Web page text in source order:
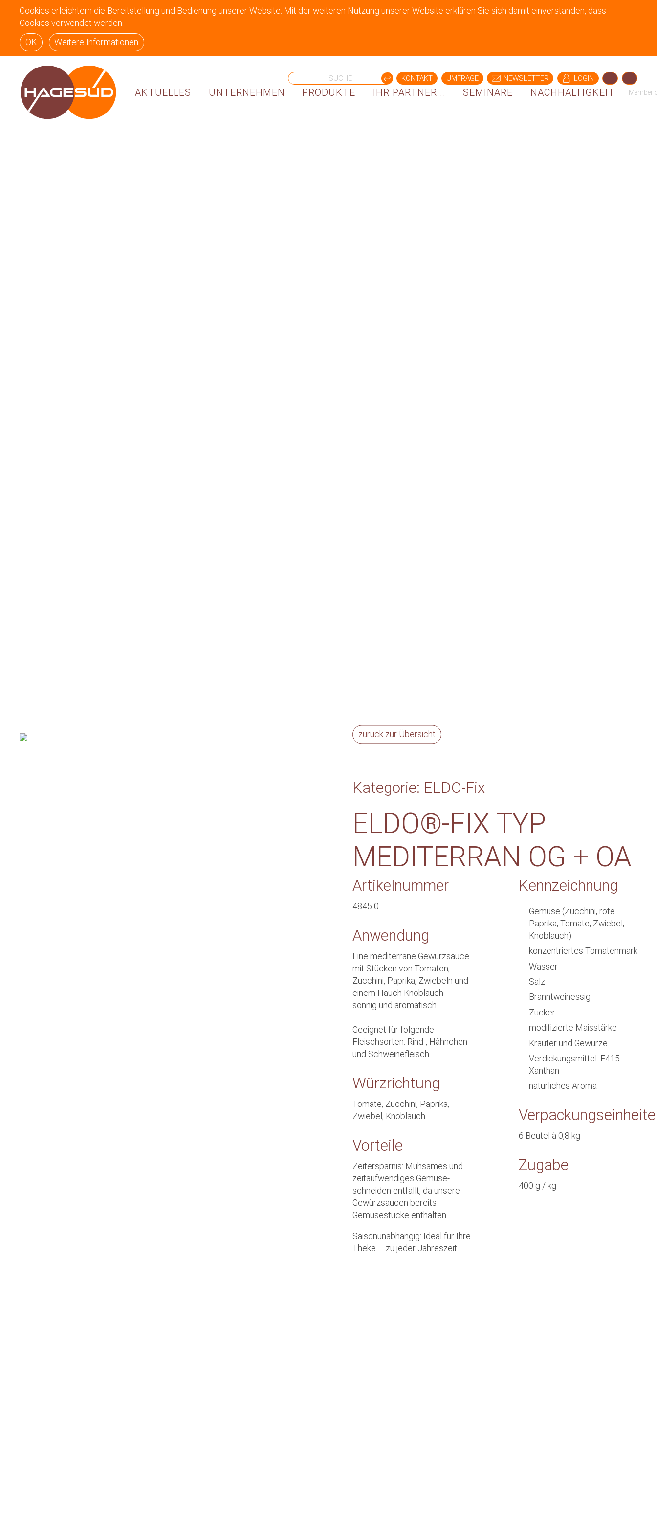
Cookies erleichtern die Bereitstellung und Bedienung unserer Website. Mit der weiteren Nutzung unserer Website erklären Sie sich damit einverstanden, dass
Cookies verwendet werden.
OK
Weitere Informationen
KONTAKT UMFRAGE NEWSLETTER LOGIN
AKTUELLES UNTERNEHMEN PRODUKTE IHR PARTNER... SEMINARE NACHHALTIGKEIT Member
zurück zur Übersicht
Kategorie: ELDO-Fix
ELDO®-FIX TYP
MEDITERRAN OG + OA
Artikelnummer
4845 0
Anwendung
Eine mediterrane Gewürzsauce
mit Stücken von Tomaten,
Zucchini, Paprika, Zwiebeln und
einem Hauch Knoblauch –
sonnig und aromatisch.
Geeignet für folgende
Fleischsorten: Rind-, Hähnchen-
und Schweinefleisch
Würzrichtung
Tomate, Zucchini, Paprika,
Zwiebel, Knoblauch
Vorteile
Zeitersparnis: Mühsames und
zeitaufwendiges Gemüse-
schneiden entfällt, da unsere
Gewürzsaucen bereits
Gemüsestücke enthalten.
Saisonunabhängig: Ideal für Ihre
Theke – zu jeder Jahreszeit.
Kennzeichnung
Gemüse (Zucchini, rote
Paprika, Tomate, Zwiebel,
Knoblauch)
konzentriertes Tomatenmark
Wasser
Salz
Branntweinessig
Zucker
modifizierte Maisstärke
Kräuter und Gewürze
Verdickungsmittel: E415
Xanthan
natürliches Aroma
6 Beutel à 0,8 kg
Zugabe
400 g / kg